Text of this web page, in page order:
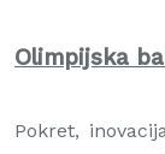
Olimpijska
Pokret,